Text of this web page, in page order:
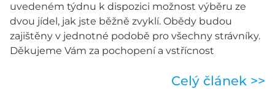
uvedeném týdnu k dispozici možnost výběru ze
dvou jídel, jak jste běžně zvyklí. Obědy budou
zajištěny v jednotné podobě pro všechny strávníky.
Děkujeme Vám za pochopení a vstřícnost
Celý článek >>